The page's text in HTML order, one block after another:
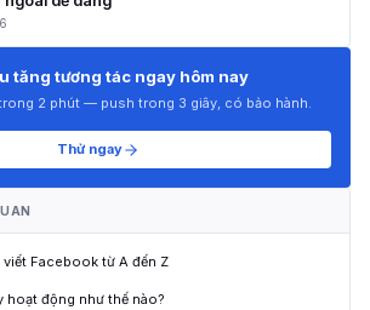
tăng tương tác ngay hôm nay
2 phút — push trong 3 giây, có bảo hành.
Thử ngay
viết Facebook từ A đến Z
hoạt động như thế nào?